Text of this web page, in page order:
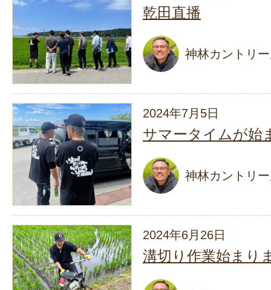
乾田直播
神林カントリ
2024年7月5日
サマータイムが始
神林カントリ
2024年6月26日
溝切り作業始まり